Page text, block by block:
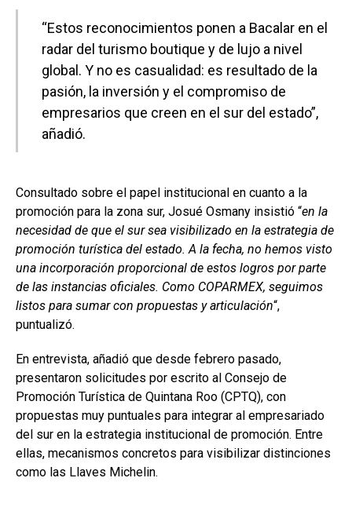
“Estos reconocimientos ponen a Bacalar en el
radar del turismo boutique y de lujo a nivel
global. Y no es casualidad: es resultado de la
pasión, la inversión y el compromiso de
empresarios que creen en el sur del estado”,
añadió.
Consultado sobre el papel institucional en cuanto a la
promoción para la zona sur, Josué Osmany insistió “en la
necesidad de que el sur sea visibilizado en la estrategia de
promoción turística del estado. A la fecha, no hemos visto
una incorporación proporcional de estos logros por parte
de las instancias oficiales. Como COPARMEX, seguimos
listos para sumar con propuestas y articulación“,
puntualizó.
En entrevista, añadió que desde febrero pasado,
presentaron solicitudes por escrito al Consejo de
Promoción Turística de Quintana Roo (CPTQ), con
propuestas muy puntuales para integrar al empresariado
del sur en la estrategia institucional de promoción. Entre
ellas, mecanismos concretos para visibilizar distinciones
como las Llaves Michelin.